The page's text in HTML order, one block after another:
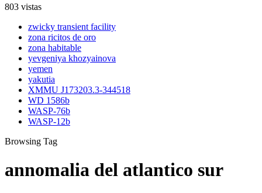
803 vistas
zwicky transient facility
zona ricitos de oro
zona habitable
yevgeniya khozyainova
yemen
yakutia
XMMU J173203.3-344518
WD 1586b
WASP-76b
WASP-12b
Browsing Tag
annomalia del atlantico sur